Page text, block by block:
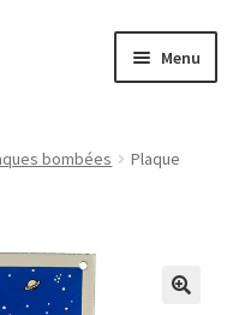
Menu
bombées
Plaque